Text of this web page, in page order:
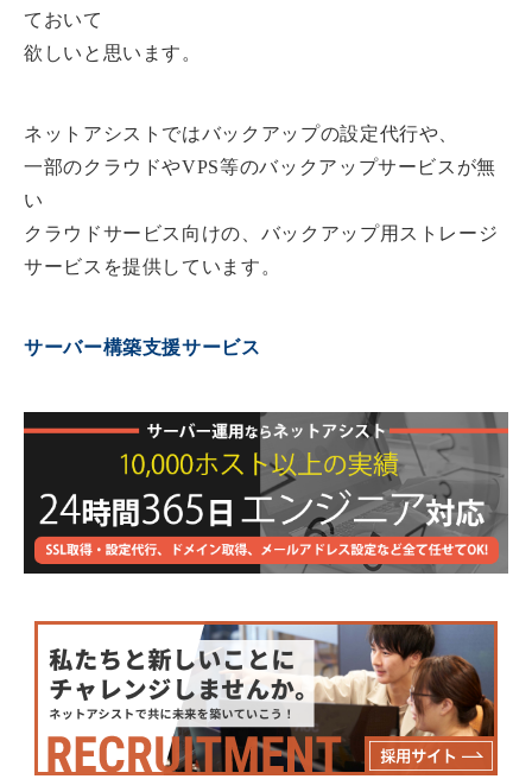
ておいて
欲しいと思います。
ネットアシストではバックアップの設定代行や、
一部のクラウドやVPS等のバックアップサービスが無
い
クラウドサービス向けの、バックアップ用ストレージ
サービスを提供しています。
サーバー構築支援サービス